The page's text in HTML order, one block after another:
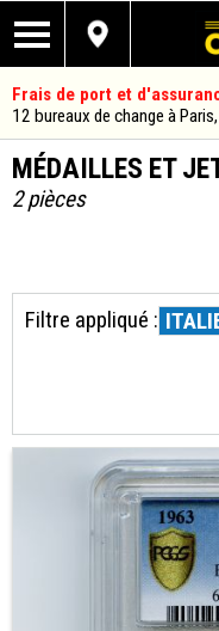
Frais de port et
12 bureaux de change à
MÉDAILLES ET
2 pièces
Filtre appliqué :